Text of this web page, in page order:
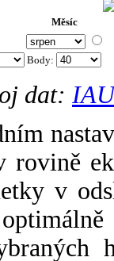
Měsíc
Body:
dat:
rovině
v